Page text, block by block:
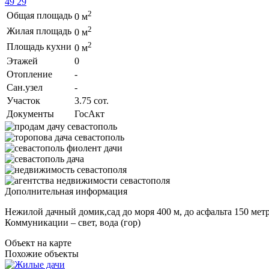
Общая площадь 0 м2
Жилая площадь 0 м2
Площадь кухни 0 м2
Этажей
0
Отопление
-
Сан.узел
-
Участок
3.75 сот.
Документы
ГосАкт
Дополнительная информация
Нежилой дачный домик,сад до моря 400 м, до асфальта 150
Коммуникации – свет, вода (гор)
Объект на карте
Похожие объекты